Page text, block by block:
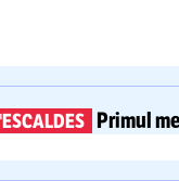
Primul